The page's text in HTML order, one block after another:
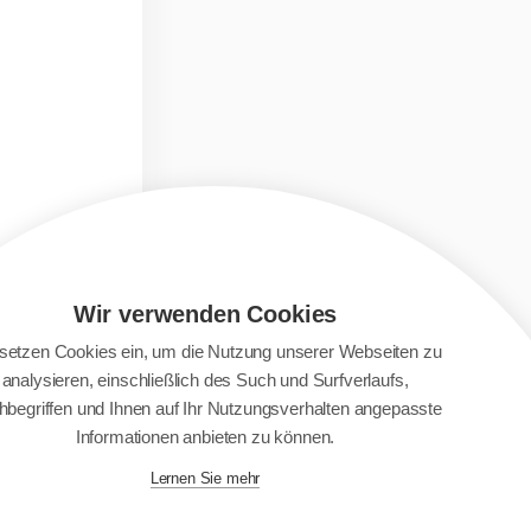
Wir verwenden Cookies
Cookies ein, um die Nutzung unserer Webseiten zu
analysieren, einschließlich des Such und Surfverlaufs,
und Ihnen auf Ihr Nutzungsverhalten angepasste
Informationen anbieten zu können.
Lernen Sie mehr